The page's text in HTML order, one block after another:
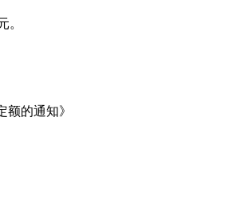
。
额的通知》